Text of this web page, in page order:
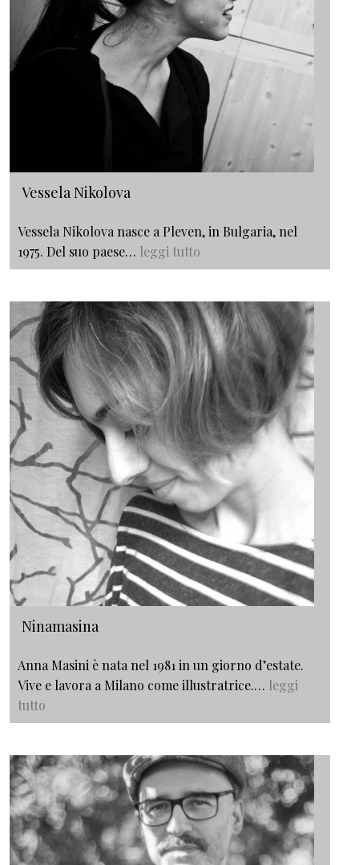
Vessela Nikolova
Vessela Nikolova nasce a Pleven, in Bulgaria, nel
1975. Del suo paese… leggi tutto
Ninamasina
Anna Masini è nata nel 1981 in un giorno d’estate.
Vive e lavora a Milano come illustratrice.… leggi
tutto